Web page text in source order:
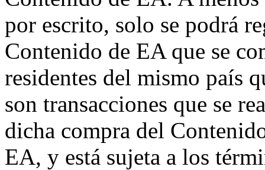
por escrito, solo se podrá
Contenido de EA que se
residentes del mismo país
son transacciones que se
dicha compra del
EA, y está sujeta a los